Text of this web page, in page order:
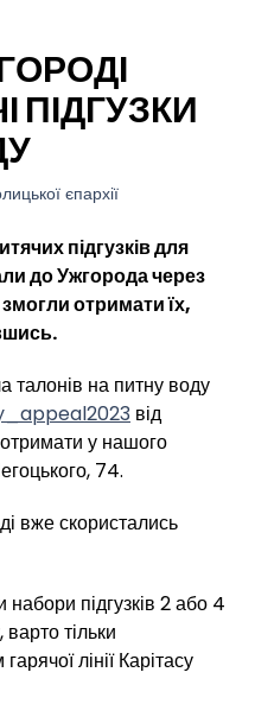
ПІДГУЗКИ
єпархії
підгузків для
до Ужгорода через
отримати їх,
талонів на питну воду
від
у нашого
74.
вже скористались
підгузків 2 або 4
тільки
лінії Карітасу